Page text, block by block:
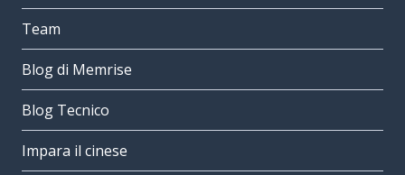
Team
Blog di Memrise
Blog Tecnico
Impara il cinese